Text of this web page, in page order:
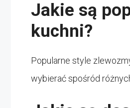
Jakie są
kuchni?
Popularne style
wybierać spośród